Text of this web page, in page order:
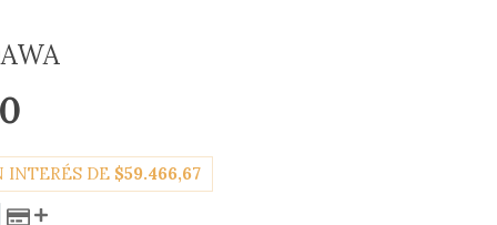
INTERÉS DE $59.466,67